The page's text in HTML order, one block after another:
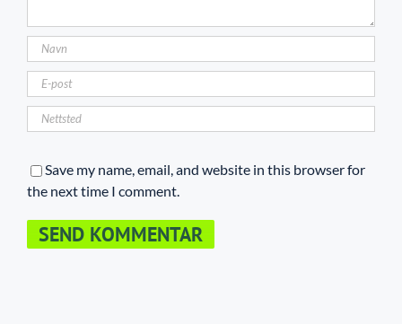
Save my name, email, and website in this browser for
the next time I comment.